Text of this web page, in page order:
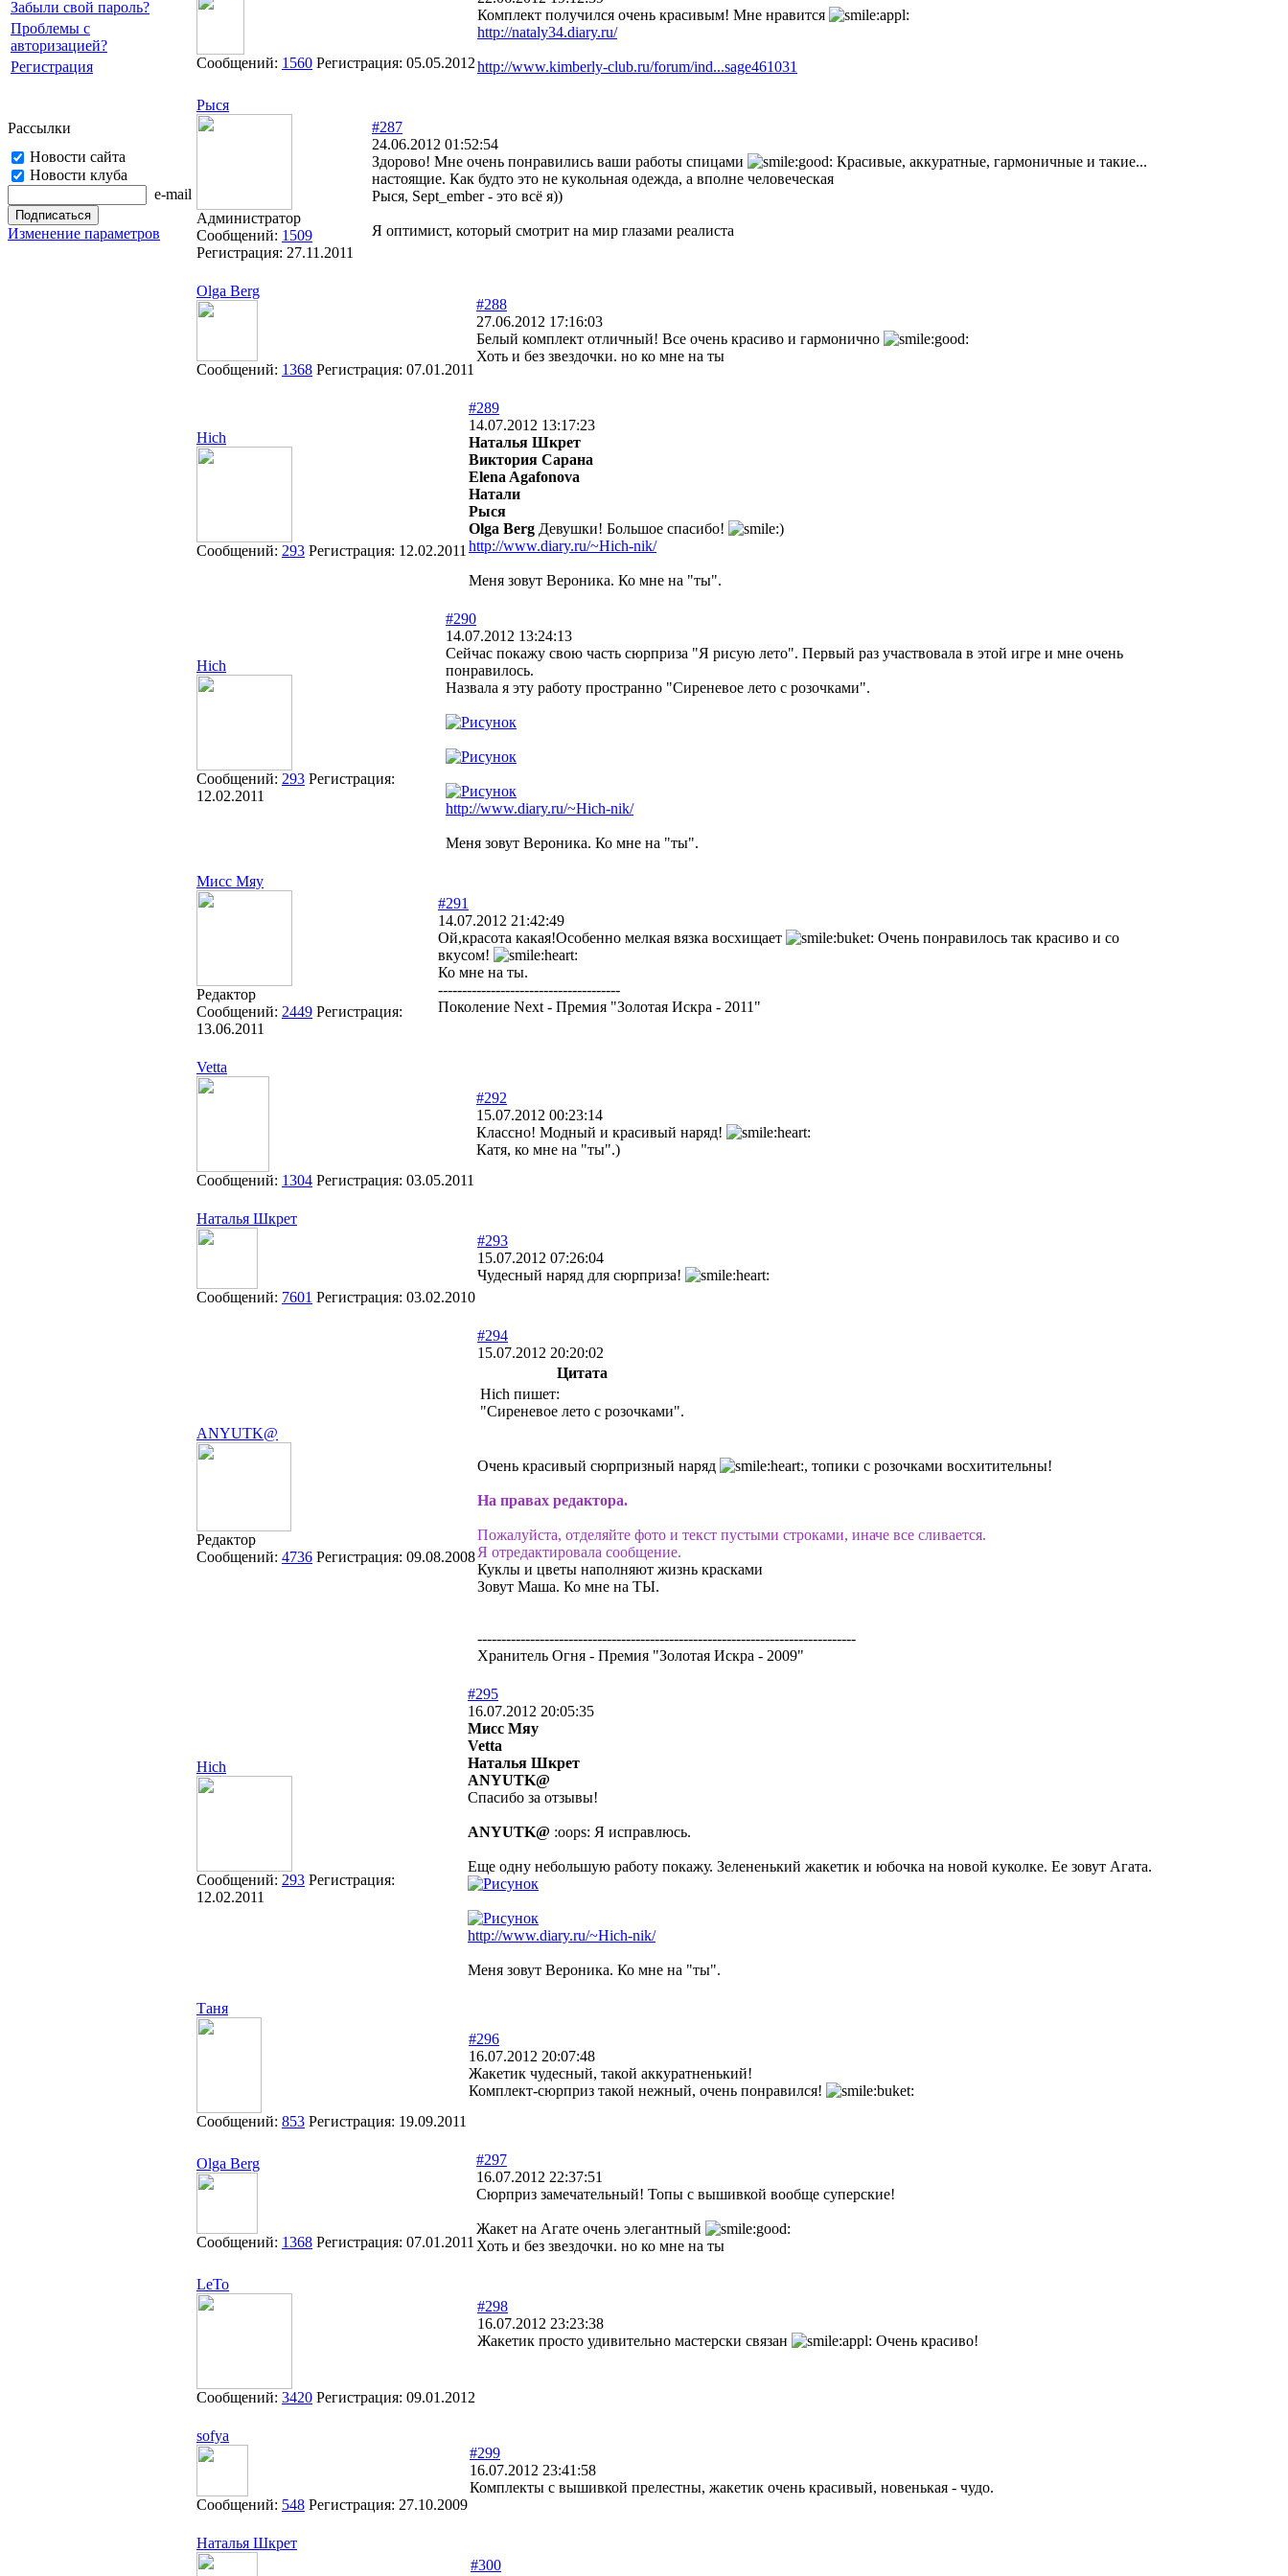
Забыли свой пароль?
Проблемы с
авторизацией?
Регистрация
Рассылки
Новости сайта
Новости клуба
e-mail
Изменение параметров
Сообщений: 1560 Регистрация: 05.05.2012
Комплект получился очень красивым! Мне нравится
http://nataly34.diary.ru/
http://www.kimberly-club.ru/forum/ind...sage461031
Рыся
Администратор
Сообщений: 1509
Регистрация: 27.11.2011
#287
24.06.2012 01:52:54
Здорово! Мне очень понравились ваши работы спицами
Красивые, аккуратные, гармоничные и такие...
настоящие. Как будто это не кукольная одежда, а вполне человеческая
Рыся, Sept_ember - это всё я))
Я оптимист, который смотрит на мир глазами реалиста
Olga Berg
Сообщений: 1368 Регистрация: 07.01.2011
#288
27.06.2012 17:16:03
Белый комплект отличный! Все очень красиво и гармонично
Хоть и без звездочки. но ко мне на ты
Hich
Сообщений: 293 Регистрация: 12.02.2011
#289
14.07.2012 13:17:23
Наталья Шкрет
Виктория Сарана
Elena Agafonova
Натали
Рыся
Olga Berg Девушки! Большое спасибо!
http://www.diary.ru/~Hich-nik/
Меня зовут Вероника. Ко мне на "ты".
Hich
Сообщений: 293 Регистрация:
12.02.2011
#290
14.07.2012 13:24:13
Сейчас покажу свою часть сюрприза "Я рисую лето". Первый раз участвовала в этой игре и мне очень
понравилось.
Назвала я эту работу пространно "Сиреневое лето с розочками".
http://www.diary.ru/~Hich-nik/
Меня зовут Вероника. Ко мне на "ты".
Мисс Мяу
Редактор
Сообщений: 2449 Регистрация:
13.06.2011
#291
14.07.2012 21:42:49
Ой,красота какая!Особенно мелкая вязка восхищает
Очень понравилось так красиво и со
вкусом!
Ко мне на ты.
--------------------------------------
Поколение Next - Премия "Золотая Искра - 2011"
Vetta
Сообщений: 1304 Регистрация: 03.05.2011
#292
15.07.2012 00:23:14
Классно! Модный и красивый наряд!
Катя, ко мне на "ты".)
Наталья Шкрет
Сообщений: 7601 Регистрация: 03.02.2010
#293
15.07.2012 07:26:04
Чудесный наряд для сюрприза!
ANYUTK@
Редактор
Сообщений: 4736 Регистрация: 09.08.2008
#294
15.07.2012 20:20:02
Цитата
Hich пишет:
"Сиреневое лето с розочками".
Очень красивый сюрпризный наряд , топики с розочками восхитительны!
На правах редактора.
Пожалуйста, отделяйте фото и текст пустыми строками, иначе все сливается.
Я отредактировала сообщение.
Куклы и цветы наполняют жизнь красками
Зовут Маша. Ко мне на ТЫ.
-------------------------------------------------------------------------------
Хранитель Огня - Премия "Золотая Искра - 2009"
Hich
Сообщений: 293 Регистрация:
12.02.2011
#295
16.07.2012 20:05:35
Мисс Мяу
Vetta
Наталья Шкрет
ANYUTK@
Спасибо за отзывы!
ANYUTK@ :oops: Я исправлюсь.
Еще одну небольшую работу покажу. Зелененький жакетик и юбочка на новой куколке. Ее зовут Агата.
http://www.diary.ru/~Hich-nik/
Меня зовут Вероника. Ко мне на "ты".
Таня
Сообщений: 853 Регистрация: 19.09.2011
#296
16.07.2012 20:07:48
Жакетик чудесный, такой аккуратненький!
Комплект-сюрприз такой нежный, очень понравился!
Olga Berg
Сообщений: 1368 Регистрация: 07.01.2011
#297
16.07.2012 22:37:51
Сюрприз замечательный! Топы с вышивкой вообще суперские!
Жакет на Агате очень элегантный
Хоть и без звездочки. но ко мне на ты
LeTo
Сообщений: 3420 Регистрация: 09.01.2012
#298
16.07.2012 23:23:38
Жакетик просто удивительно мастерски связан
Очень красиво!
sofya
Сообщений: 548 Регистрация: 27.10.2009
#299
16.07.2012 23:41:58
Комплекты с вышивкой прелестны, жакетик очень красивый, новенькая - чудо.
Наталья Шкрет
#300